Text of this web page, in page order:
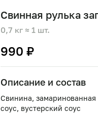
Свинная рулька
0,7 кг ≈ 1 шт.
990 ₽
Описание и состав
Свинина, замаринованная